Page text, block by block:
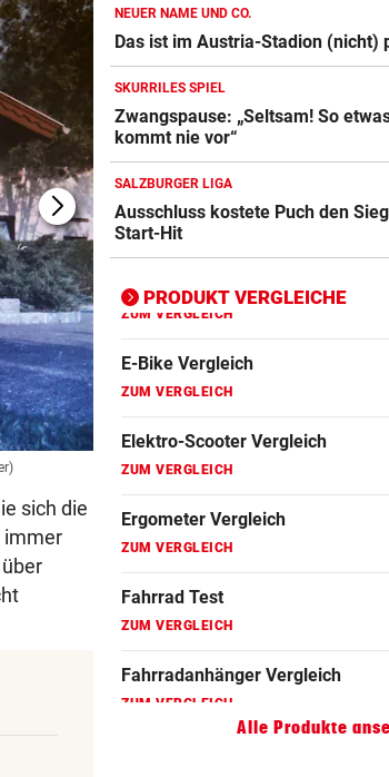
sich die
immer
NEUER NAME UND CO.
Das ist im Austria-Stadion (nicht)
SKURRILES SPIEL
Zwangspause: „Seltsam! So
kommt nie vor“
SALZBURGER LIGA
Ausschluss kostete Puch den
Start-Hit
PRODUKT VERGLEICHE
ZUM VERGLEICH
Elektro-Scooter Vergleich
ZUM VERGLEICH
Ergometer Vergleich
ZUM VERGLEICH
Fahrrad Test
ZUM VERGLEICH
Fahrradanhänger Vergleich
ZUM VERGLEICH
Faszienrolle Vergleich
ZUM VERGLEICH
Hoverboard Vergleich
ZUM VERGLEICH
Kinderfahrrad Vergleich
ZUM VERGLEICH
Alle Produkte